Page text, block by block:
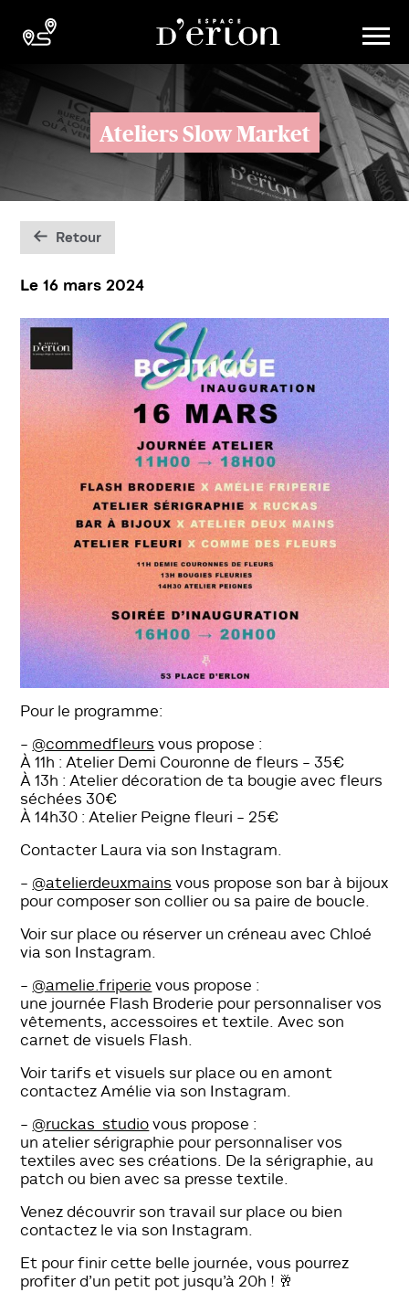
Ateliers Slow Market
Retour
Le 16 mars 2024
Pour le programme:
– @commedfleurs vous propose :
À 11h : Atelier Demi Couronne de fleurs – 35€
À 13h : Atelier décoration de ta bougie avec fleurs
séchées 30€
À 14h30 : Atelier Peigne fleuri – 25€
Contacter Laura via son Instagram.
– @atelierdeuxmains vous propose son bar à bijoux
pour composer son collier ou sa paire de boucle.
Voir sur place ou réserver un créneau avec Chloé
via son Instagram.
– @amelie.friperie vous propose :
une journée Flash Broderie pour personnaliser vos
vêtements, accessoires et textile. Avec son
carnet de visuels Flash.
Voir tarifs et visuels sur place ou en amont
contactez Amélie via son Instagram.
– @ruckas_studiovous propose :
un atelier sérigraphie pour personnaliser vos
textiles avec ses créations. De la sérigraphie, au
patch ou bien avec sa presse textile.
Venez découvrir son travail sur place ou bien
contactez le via son Instagram.
Et pour finir cette belle journée, vous pourrez
profiter d’un petit pot jusqu’à 20h ! 🥂